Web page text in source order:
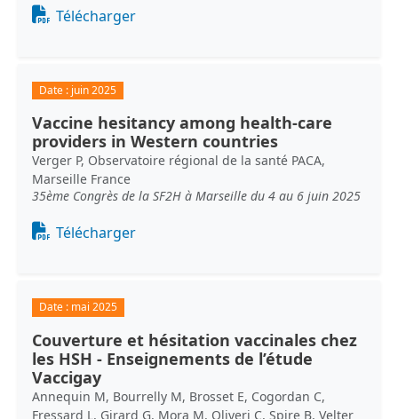
Document
Télécharger
Date : juin 2025
Vaccine hesitancy among health-care
providers in Western countries
Verger P, Observatoire régional de la santé PACA,
Marseille France
35ème Congrès de la SF2H à Marseille du 4 au 6 juin 2025
Document
Télécharger
Date : mai 2025
Couverture et hésitation vaccinales chez
les HSH - Enseignements de l’étude
Vaccigay
Annequin M, Bourrelly M, Brosset E, Cogordan C,
Fressard L, Girard G, Mora M, Oliveri C, Spire B, Velter